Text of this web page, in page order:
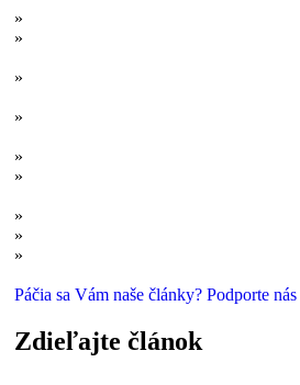
»
»
»
»
»
»
»
»
»
Páčia sa Vám naše články? Podporte nás
Zdieľajte článok